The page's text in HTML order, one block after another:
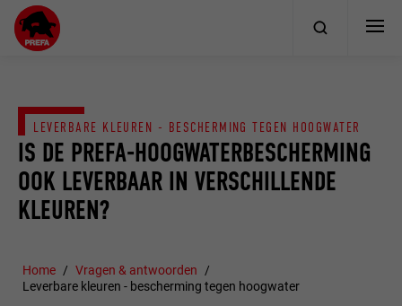
IS DE PREFA-HOOGWATERBESCHERMING
OOK LEVERBAAR IN VERSCHILLENDE
KLEUREN?
LEVERBARE KLEUREN - BESCHERMING TEGEN HOOGWATER
Home
Vragen & antwoorden
Leverbare kleuren - bescherming tegen hoogwater